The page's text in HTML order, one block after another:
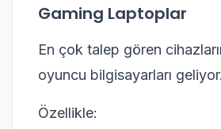
Gaming Laptoplar
En çok talep gören
oyuncu bilgisayarları geliyor.
Özellikle: